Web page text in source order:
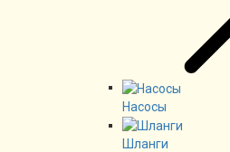
Насосы
Шланги